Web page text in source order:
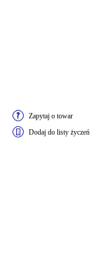
Zapytaj o towar
Dodaj do listy życzeń